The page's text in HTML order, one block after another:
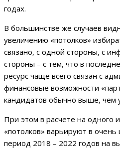
годах.
В большинстве же случаев
увеличению «потолков»
связано, с одной стороны, с
стороны – с тем, что в
ресурс чаще всего связан с
финансовые возможности
кандидатов обычно выше, чем
При этом в расчете на одного
«потолков» варьируют в
период 2018 – 2022 годов на